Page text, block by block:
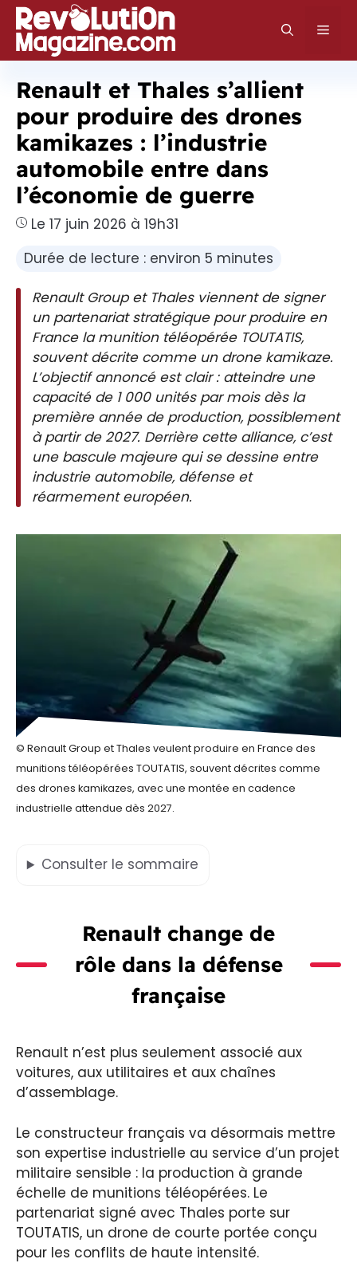
Aller
au
contenu
Renault et Thales s’allient
pour produire des drones
kamikazes : l’industrie
automobile entre dans
l’économie de guerre
Le 17 juin 2026 à 19h31
Durée de lecture : environ 5 minutes
Renault Group et Thales viennent de signer
un partenariat stratégique pour produire en
France la munition téléopérée TOUTATIS,
souvent décrite comme un drone kamikaze.
L’objectif annoncé est clair : atteindre une
capacité de 1 000 unités par mois dès la
première année de production, possiblement
à partir de 2027. Derrière cette alliance, c’est
une bascule majeure qui se dessine entre
industrie automobile, défense et
réarmement européen.
© Renault Group et Thales veulent produire en France des
munitions téléopérées TOUTATIS, souvent décrites comme
des drones kamikazes, avec une montée en cadence
industrielle attendue dès 2027.
Consulter le sommaire
Renault change de
rôle dans la défense
française
Renault n’est plus seulement associé aux
voitures, aux utilitaires et aux chaînes
d’assemblage.
Le constructeur français va désormais mettre
son expertise industrielle au service d’un projet
militaire sensible : la production à grande
échelle de munitions téléopérées. Le
partenariat signé avec Thales porte sur
TOUTATIS, un drone de courte portée conçu
pour les conflits de haute intensité.